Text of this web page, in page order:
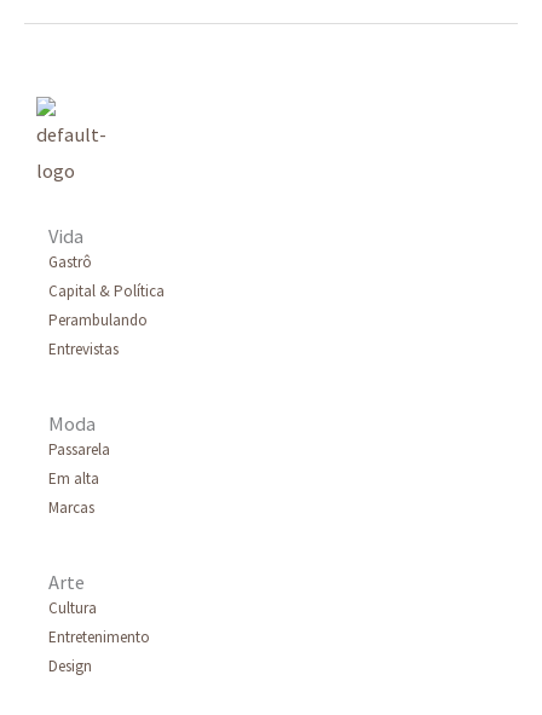
Vida
Gastrô
Capital & Política
Perambulando
Entrevistas
Moda
Passarela
Em alta
Marcas
Arte
Cultura
Entretenimento
Design